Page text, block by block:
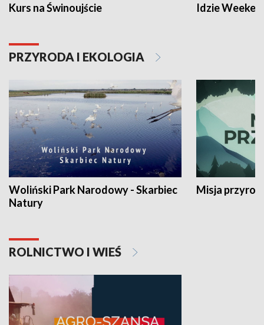
Kurs na Świnoujście Idzie
PRZYRODA I EKOLOGIA
Woliński Park Narodowy - Skarbiec
Natury
Misja
ROLNICTWO I WIEŚ